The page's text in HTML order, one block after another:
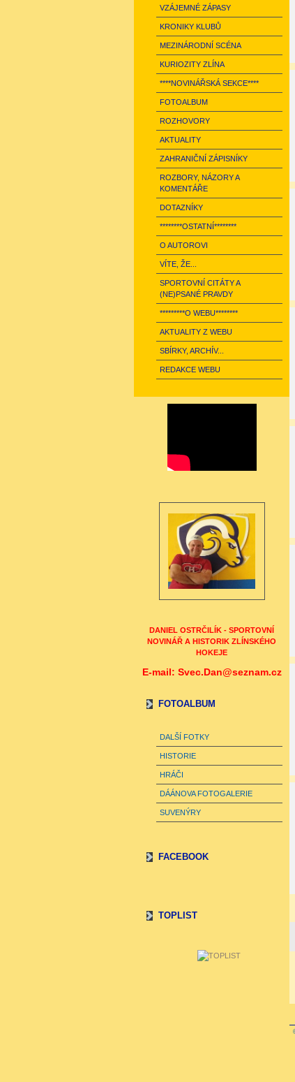
VZÁJEMNÉ ZÁPASY
KRONIKY KLUBŮ
MEZINÁRODNÍ SCÉNA
KURIOZITY ZLÍNA
****NOVINÁŘSKÁ SEKCE****
FOTOALBUM
ROZHOVORY
AKTUALITY
ZAHRANIČNÍ ZÁPISNÍKY
ROZBORY, NÁZORY A
KOMENTÁŘE
DOTAZNÍKY
********OSTATNÍ********
O AUTOROVI
VÍTE, ŽE...
SPORTOVNÍ CITÁTY A
(NE)PSANÉ PRAVDY
*********O WEBU********
AKTUALITY Z WEBU
SBÍRKY, ARCHÍV...
REDAKCE WEBU
DANIEL OSTRČILÍK - SPORTOVNÍ
NOVINÁŘ A HISTORIK ZLÍNSKÉHO
HOKEJE
E-mail: Svec.Dan@seznam.cz
FOTOALBUM
DALŠÍ FOTKY
HISTORIE
HRÁČI
DÁÁNOVA FOTOGALERIE
SUVENÝRY
FACEBOOK
TOPLIST